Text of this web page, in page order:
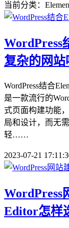
当前分类：
WordPress
复杂的网站
WordPress结合
是一款流行的
式页面构建功能
局和设计，而无
轻……
2023-07-21
WordPress
Editor怎样